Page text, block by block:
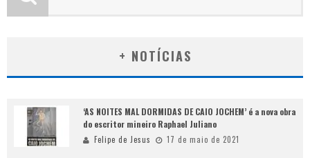
+ NOTÍCIAS
‘AS NOITES MAL DORMIDAS DE CAIO JOCHEM’ é a nova obra
do escritor mineiro Raphael Juliano
Felipe de Jesus 17 de maio de 2021